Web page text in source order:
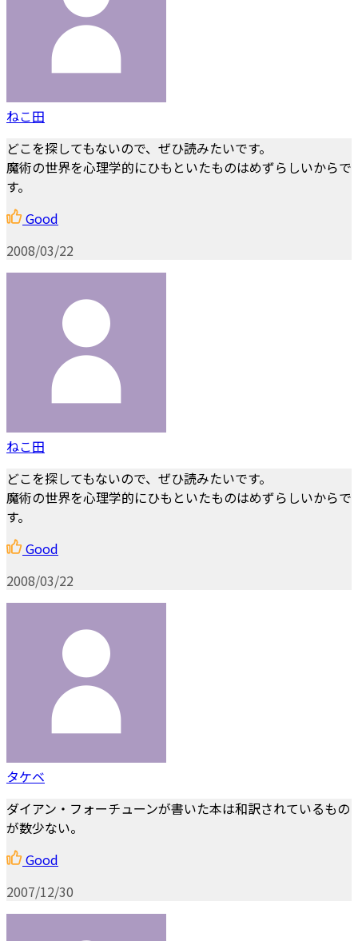
ねこ田
どこを探してもないので、ぜひ読みたいです。
魔術の世界を心理学的にひもといたものはめずらしいからで
す。
Good
2008/03/22
ねこ田
どこを探してもないので、ぜひ読みたいです。
魔術の世界を心理学的にひもといたものはめずらしいからで
す。
Good
2008/03/22
タケベ
ダイアン・フォーチューンが書いた本は和訳されているもの
が数少ない。
Good
2007/12/30